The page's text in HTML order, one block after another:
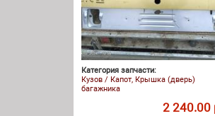
Категория запчасти:
Кузов / Капот, Крышка (дверь)
багажника
2 240.00